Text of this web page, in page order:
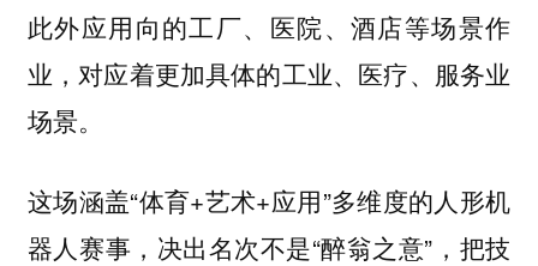
此外应用向的工厂、医院、酒店等场景作
业，对应着更加具体的工业、医疗、服务业
场景。
这场涵盖“体育+艺术+应用”多维度的人形机
器人赛事，决出名次不是“醉翁之意”，把技